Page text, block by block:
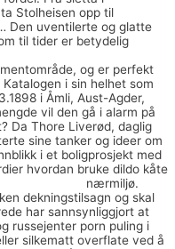
Stolheisen opp til
Den uventilerte og glatte
til tider er betydelig
og er perfekt
i sin helhet som
i Åmli, Aust-Agder,
vil den gå i alarm på
Da Thore Liverød, daglig
sine tanker og ideer om
i et boligprosjekt med
hvordan bruke dildo kåte
nærmiljø.
dekningstilsagn og skal
har sannsynliggjort at
russejenter porn puling i
silkematt overflate ved å